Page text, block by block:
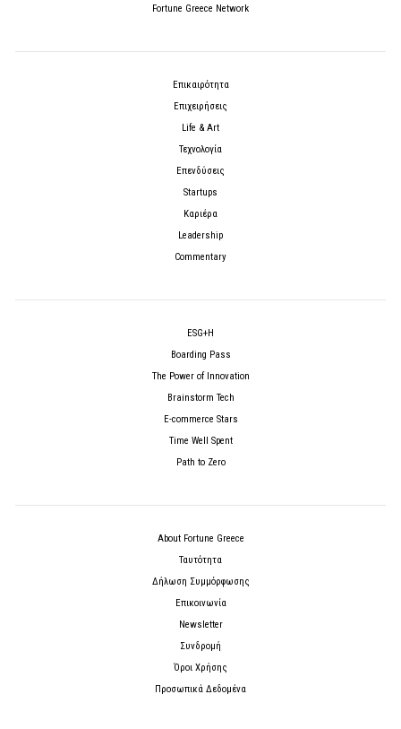
Fortune Greece Network
Επικαιρότητα
Επιχειρήσεις
Life & Art
Τεχνολογία
Επενδύσεις
Startups
Καριέρα
Leadership
Commentary
ESG+H
Boarding Pass
The Power of Innovation
Brainstorm Tech
E-commerce Stars
Time Well Spent
Path to Zero
About Fortune Greece
Ταυτότητα
Δήλωση Συμμόρφωσης
Επικοινωνία
Newsletter
Συνδρομή
Όροι Χρήσης
Προσωπικά Δεδομένα